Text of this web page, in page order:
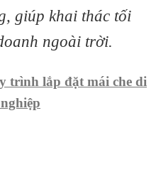
giúp khai thác tối
ngoài trời.
trình lắp đặt mái che di